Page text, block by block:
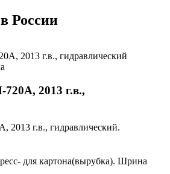
России
2013 г.в.,
2013 г.в., гидравлический.